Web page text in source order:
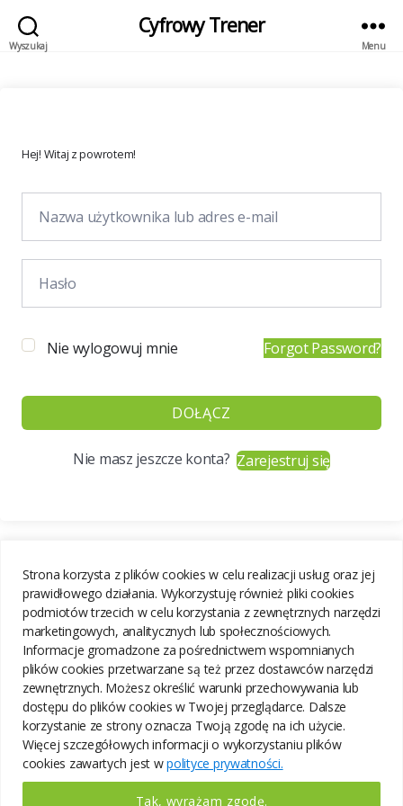
Strona korzysta z plików cookies w celu realizacji usług oraz jej
prawidłowego działania. Wykorzystuję również pliki cookies
podmiotów trzecich w celu korzystania z zewnętrznych narzędzi
marketingowych, analitycznych lub społecznościowych.
Informacje gromadzone za pośrednictwem wspomnianych
plików cookies przetwarzane są też przez dostawców narzędzi
zewnętrznych. Możesz określić warunki przechowywania lub
dostępu do plików cookies w Twojej przeglądarce. Dalsze
korzystanie ze strony oznacza Twoją zgodę na ich użycie.
Więcej szczegółowych informacji o wykorzystaniu plików
cookies zawartych jest wpolityce prywatności.
Tak, wyrażam zgodę.
Wyszukaj
Cyfrowy Trener
Menu
Hej! Witaj z powrotem!
Nie wylogowuj mnie Forgot Password?
DOŁĄCZ
Nie masz jeszcze konta?Zarejestruj się